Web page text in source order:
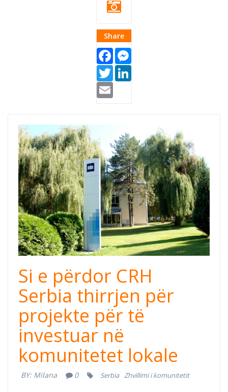
Share
Facebook
Twitter
crh-paracin.jpg
Si e përdor CRH
Serbia thirrjen për
projekte për të
investuar në
komunitetet lokale
BY: Milana 0 Serbia Zhvillimi i komunitetit